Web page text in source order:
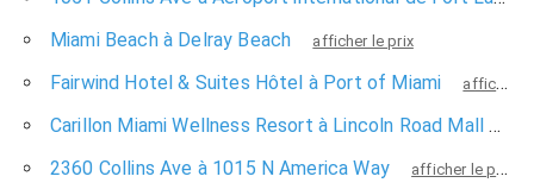
Miami Beach à Delray Beach
afficher le prix
Fairwind Hotel & Suites Hôtel à Port of Miami afficher le prix
Carillon Miami Wellness Resort à Lincoln Road Mall
2360 Collins Ave à 1015 N America Way afficher le prix